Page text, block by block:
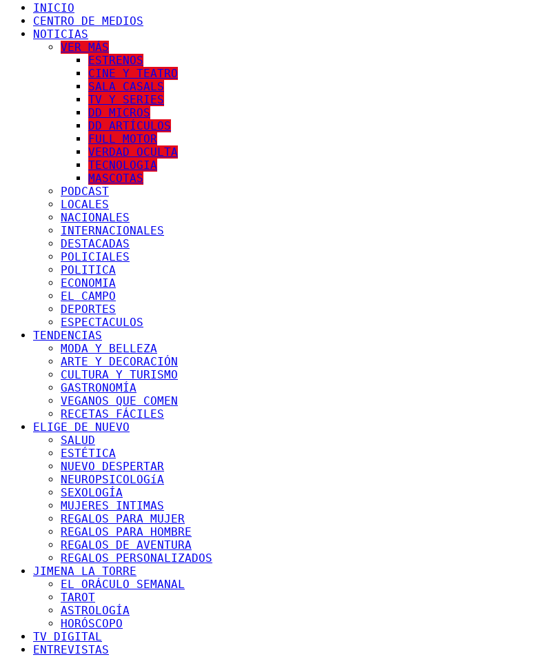
INICIO
CENTRO DE MEDIOS
NOTICIAS
VER MÁS
ESTRENOS
CINE Y TEATRO
SALA CASALS
TV Y SERIES
DD MICROS
DD ARTÍCULOS
FULL MOTOR
VERDAD OCULTA
TECNOLOGIA
MASCOTAS
PODCAST
LOCALES
NACIONALES
INTERNACIONALES
DESTACADAS
POLICIALES
POLITICA
ECONOMIA
EL CAMPO
DEPORTES
ESPECTACULOS
TENDENCIAS
MODA Y BELLEZA
ARTE Y DECORACIÓN
CULTURA Y TURISMO
GASTRONOMÍA
VEGANOS QUE COMEN
RECETAS FÁCILES
ELIGE DE NUEVO
SALUD
ESTÉTICA
NUEVO DESPERTAR
NEUROPSICOLOGíA
SEXOLOGÍA
MUJERES INTIMAS
REGALOS PARA MUJER
REGALOS PARA HOMBRE
REGALOS DE AVENTURA
REGALOS PERSONALIZADOS
JIMENA LA TORRE
EL ORÁCULO SEMANAL
TAROT
ASTROLOGÍA
HORÓSCOPO
TV DIGITAL
ENTREVISTAS